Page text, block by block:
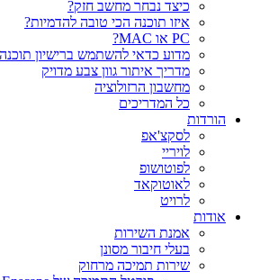
כיצד נבחר מחשב חזק?
איזו תוכנה הכי טובה להדמיות?‎‎
PC או MAC?
מדוע כדאי להשתמש ברישיון
מדריך איתור גוון צבע מדויק
מחשבון הרזולוציה
כל המדריכים
הורדות
לסקצ'אפ
לויריי
לפוטושופ
לאוטוקאד
לרויט
אודות
אמנת השירות
בעלי חיבור מסונן
שירות תמיכה מרחוק